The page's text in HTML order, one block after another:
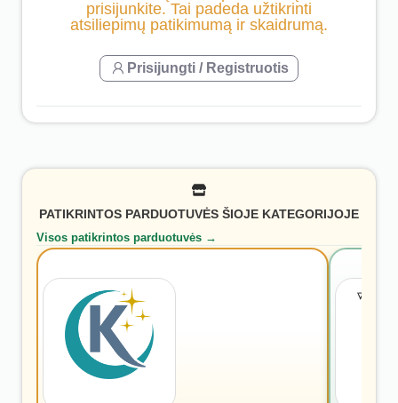
prisijunkite. Tai padeda užtikrinti
atsiliepimų patikimumą ir skaidrumą.
Prisijungti / Registruotis
PATIKRINTOS PARDUOTUVĖS ŠIOJE KATEGORIJOJE
Visos patikrintos parduotuvės →